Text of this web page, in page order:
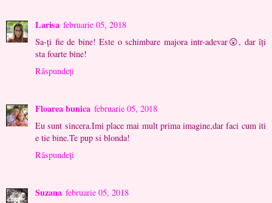
Larisa februarie 05, 2018
Sa-ți fie de bine! Este o schimbare majora intr-adevar😲, dar îți
sta foarte bine!
Răspundeți
Floarea bunica februarie 05, 2018
Eu sunt sincera.Imi place mai mult prima imagine,dar faci cum iti
e tie bine.Te pup si blonda!
Răspundeți
Suzana februarie 05, 2018